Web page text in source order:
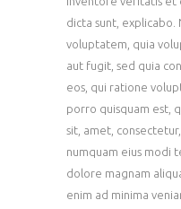
dicta sunt, explicabo.
voluptatem, quia
aut fugit, sed quia
eos, qui ratione
porro quisquam est,
sit, amet,
numquam eius modi
dolore magnam
enim ad minima